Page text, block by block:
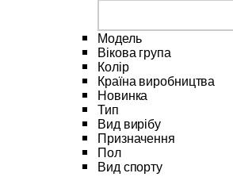
Модель
Вікова група
Колір
Країна виробництва
Новинка
Тип
Вид вирібу
Призначення
Пол
Вид спорту